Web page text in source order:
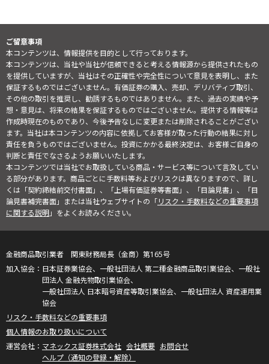
ご留意事項
本コンテンツは、情報提供を目的として行っております。
本コンテンツは、当社や当社が信頼できると考える情報源から提供されたもの
を提供していますが、当社はその正確性や完全性について意見を表明し、また
保証するものではございません。有価証券の購入、売却、デリバティブ取引、
その他の取引を推奨し、勧誘するものではありません。また、過去の実績や予
想・意見は、将来の結果を保証するものではございません。提供する情報等は
作成時現在のものであり、今後予告なしに変更または削除されることがござい
ます。当社は本コンテンツの内容に依拠してお客様が取った行動の結果に対し
責任を負うものではございません。投資にかかる最終決定は、お客様ご自身の
判断と責任でなさるようお願いいたします。
本コンテンツでは当社でお取扱している商品・サービス等について言及してい
る部分があります。商品ごとに手数料等およびリスクは異なりますので、詳し
くは「契約締結前交付書面」、「上場有価証券等書面」、「目論見書」、「目
論見書補完書面」または当社ウェブサイトの「リスク・手数料などの重要事項
に関する説明」をよくお読みください。
金融商品取引業者 関東財務局長（金商）第165号
日本証券業協会、一般社団法人 第二種金融商品取引業協会、一般社
団法人 金融先物取引業協会、
一般社団法人 日本暗号資産等取引業協会、一般社団法人 資産運用業
協会
リスク・手数料などの重要事項
個人情報のお取り扱いについて
マネックス証券株式会社 会社概要 お問合せ
ヘルプ（通知の登録・解除）